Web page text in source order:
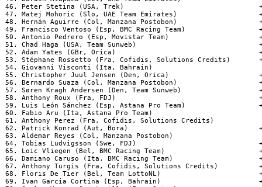
46. Peter Stetina (USA, Trek)
47. Matej Mohoric (Slo, UAE Team Emirates)
48. Hernán Aguirre (Col, Manzana Postobon)
49. Francisco Ventoso (Esp, BMC Racing Team)
50. Antonio Pedrero (Esp, Movistar Team)
51. Chad Haga (USA, Team Sunweb)
52. Adam Yates (GBr, Orica)
53. Stéphane Rossetto (Fra, Cofidis, Solutions Credits)
54. Giovanni Visconti (Ita, Bahrain)
55. Christopher Juul Jensen (Den, Orica)
56. Bernardo Suaza (Col, Manzana Postobon)
57. Søren Kragh Andersen (Den, Team Sunweb)
58. Anthony Roux (Fra, FDJ)
59. Luis León Sánchez (Esp, Astana Pro Team)
60. Fabio Aru (Ita, Astana Pro Team)
61. Anthony Perez (Fra, Cofidis, Solutions Credits)
62. Patrick Konrad (Aut, Bora)
63. Aldemar Reyes (Col, Manzana Postobon)
64. Tobias Ludvigsson (Swe, FDJ)
65. Loic Vliegen (Bel, BMC Racing Team)
66. Damiano Caruso (Ita, BMC Racing Team)
67. Anthony Turgis (Fra, Cofidis, Solutions Credits)
68. Floris De Tier (Bel, Team LottoNL)
69. Ivan Garcia Cortina (Esp, Bahrain)